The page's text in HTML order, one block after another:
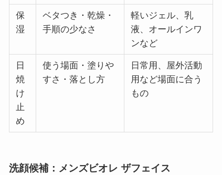
保
湿
ベタつき・乾燥・
手順の少なさ
軽いジェル、乳
液、オールインワ
ンなど
日
焼
け
止
め
使う場面・塗りや
すさ・落とし方
日常用、屋外活動
用など場面に合う
もの
洗顔候補：メンズビオレ ザフェイス